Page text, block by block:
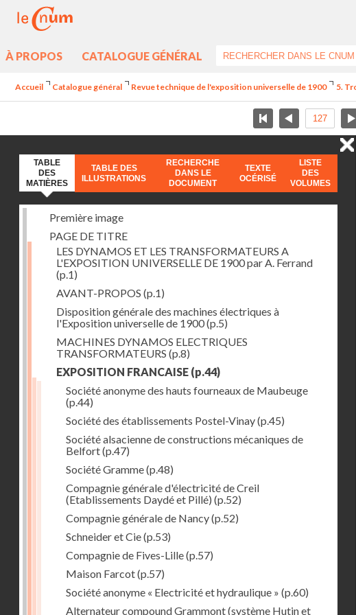
À PROPOS CATALOGUE GÉNÉRAL
Accueil Catalogue général Revue technique de l'exposition universelle de 1900 5.
TABLE
DES
MATIÈRES
TABLE DES
ILLUSTRATIONS
RECHERCHE
DANS LE
DOCUMENT
TEXTE
OCÉRISÉ
LISTE
DES
VOLUMES
Première image
PAGE DE TITRE
LES DYNAMOS ET LES TRANSFORMATEURS A
L'EXPOSITION UNIVERSELLE DE 1900 par A. Ferrand
(p.1)
AVANT-PROPOS (p.1)
Disposition générale des machines électriques à
l'Exposition universelle de 1900(p.5)
MACHINES DYNAMOS ELECTRIQUES
TRANSFORMATEURS (p.8)
EXPOSITION FRANCAISE (p.44)
Société anonyme des hauts fourneaux de Maubeuge
(p.44)
Société des établissements Postel-Vinay(p.45)
Société alsacienne de constructions mécaniques de
Belfort(p.47)
Société Gramme(p.48)
Compagnie générale d'électricité de Creil
(Etablissements Daydé et Pillé) (p.52)
Compagnie générale de Nancy(p.52)
Schneider et Cie(p.53)
Compagnie de Fives-Lille(p.57)
Maison Farcot(p.57)
Société anonyme « Electricité et hydraulique » (p.60)
Alternateur compound Grammont (système Hutin et